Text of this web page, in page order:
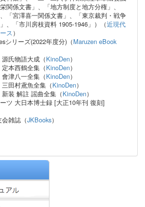
関係文書」、「地方制度と地方分権」、
、「宮澤喜一関係文書」、「東京裁判・戦争
、「市川房枝資料 1905-1946」）（近現代
ス ）
シリーズ(2022年度分)（Maruzen eBook
氏物語大成 （KinoDen）
本西鶴全集（KinoDen）
津八一全集（KinoDen）
田村鳶魚全集（KinoDen）
装 解註 謡曲全集（KinoDen）
ツ 大日本博士録 [大正10年刊 復刻]
雑誌（JKBooks）